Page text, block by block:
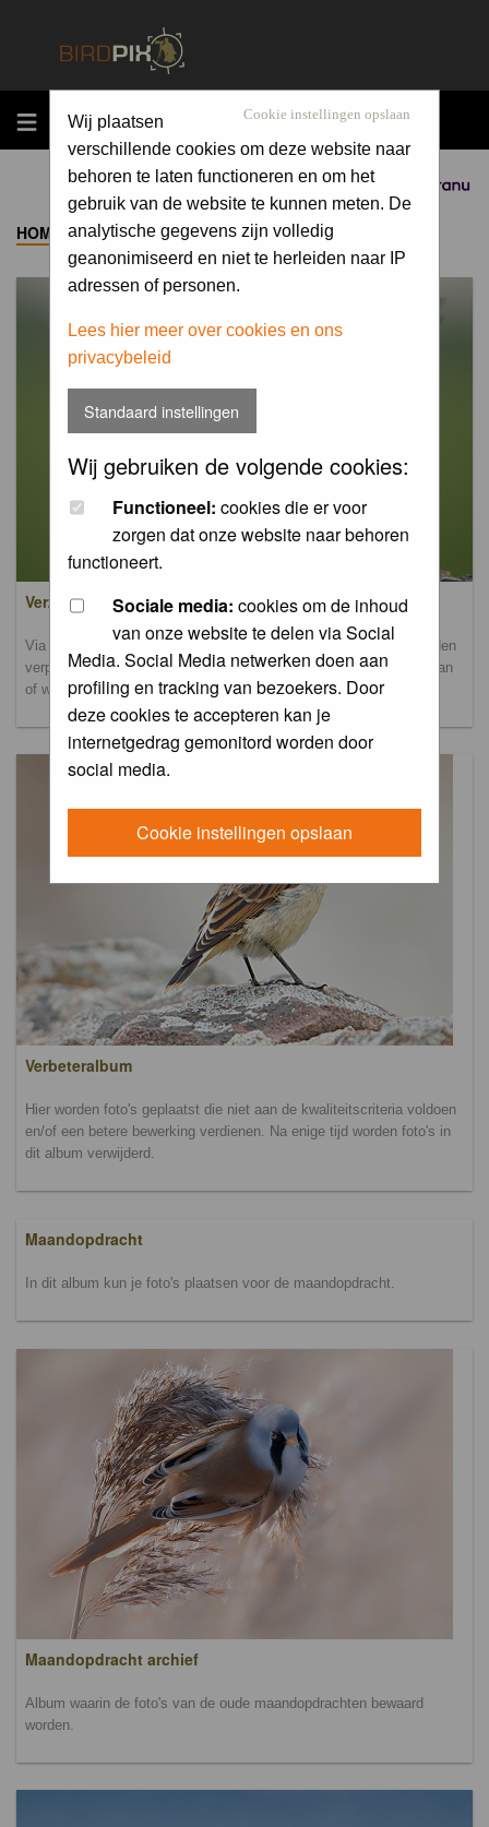
MENU
Sponsored by
Cookie instellingen opslaan
Wij plaatsen
verschillende cookies om deze website naar
behoren te laten functioneren en om het
gebruik van de website te kunnen meten. De
analytische gegevens zijn volledig
geanonimiseerd en niet te herleiden naar IP
adressen of personen.
Lees hier meer over cookies en ons
privacybeleid
Standaard instellingen
Wij gebruiken de volgende cookies:
Functioneel: cookies die er voor
zorgen dat onze website naar behoren
functioneert.
Sociale media: cookies om de inhoud
van onze website te delen via Social
Media. Social Media netwerken doen aan
profiling en tracking van bezoekers. Door
deze cookies te accepteren kan je
internetgedrag gemonitord worden door
social media.
Cookie instellingen opslaan
HOME ->ALBUM
Verzamel- en uploadalbum
Via dit album kun je foto's uploaden. Onderscheidende foto's worden
verplaatst naar de database-albums. Andere foto's blijven hier staan
of worden verplaatst naar het verbeteralbum.
Verbeteralbum
Hier worden foto's geplaatst die niet aan de kwaliteitscriteria voldoen
en/of een betere bewerking verdienen. Na enige tijd worden foto's in
dit album verwijderd.
Maandopdracht
In dit album kun je foto's plaatsen voor de maandopdracht.
Maandopdracht archief
Album waarin de foto's van de oude maandopdrachten bewaard
worden.